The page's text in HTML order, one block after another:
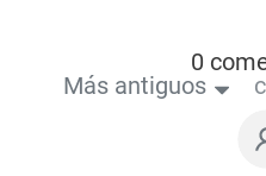
0
Más antiguos